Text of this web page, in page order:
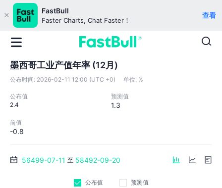
FastBull
Faster Charts, Chat Faster！
查看
墨西哥工业产值年率 (12月)
公布时间: 2026-02-11 12:00 (UTC +0) 单位: %
公布值
2.4
预测值
1.3
前值
-0.8
56499-07-11 至 58492-09-20
公布值
预测值